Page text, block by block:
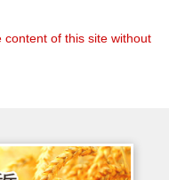
of this site without